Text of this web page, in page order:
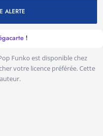
ALERTE
!
Funko est disponible chez
votre licence préférée. Cette